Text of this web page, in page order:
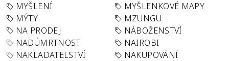
MYŠLENÍ
MYŠLENKOVÉ MAPY
MÝTY
MZUNGU
NA PRODEJ
NÁBOŽENSTVÍ
NADÚMRTNOST
NAIROBI
NAKLADATELSTVÍ
NAKUPOVÁNÍ